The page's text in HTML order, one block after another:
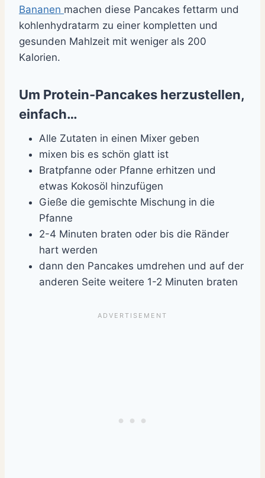
Bananen machen diese Pancakes fettarm und
kohlenhydratarm zu einer kompletten und
gesunden Mahlzeit mit weniger als 200
Kalorien.
Um Protein-Pancakes herzustellen,
einfach…
Alle Zutaten in einen Mixer geben
mixen bis es schön glatt ist
Bratpfanne oder Pfanne erhitzen und
etwas Kokosöl hinzufügen
Gieße die gemischte Mischung in die
Pfanne
2-4 Minuten braten oder bis die Ränder
hart werden
dann den Pancakes umdrehen und auf der
anderen Seite weitere 1-2 Minuten braten